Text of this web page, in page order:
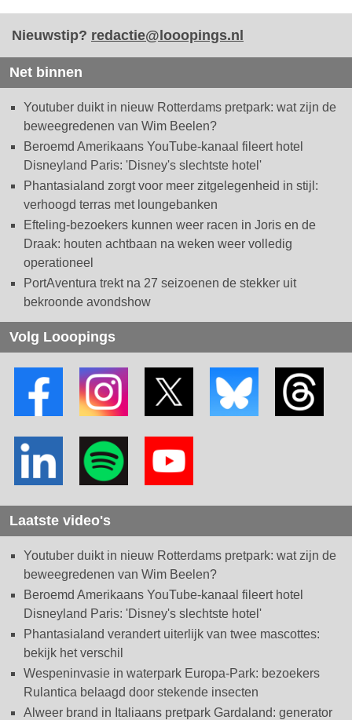
Nieuwstip? redactie@looopings.nl
Net binnen
Youtuber duikt in nieuw Rotterdams pretpark: wat zijn de
beweegredenen van Wim Beelen?
Beroemd Amerikaans YouTube-kanaal fileert hotel
Disneyland Paris: 'Disney's slechtste hotel'
Phantasialand zorgt voor meer zitgelegenheid in stijl:
verhoogd terras met loungebanken
Efteling-bezoekers kunnen weer racen in Joris en de
Draak: houten achtbaan na weken weer volledig
operationeel
PortAventura trekt na 27 seizoenen de stekker uit
bekroonde avondshow
Volg Looopings
Laatste video's
Youtuber duikt in nieuw Rotterdams pretpark: wat zijn de
beweegredenen van Wim Beelen?
Beroemd Amerikaans YouTube-kanaal fileert hotel
Disneyland Paris: 'Disney's slechtste hotel'
Phantasialand verandert uiterlijk van twee mascottes:
bekijk het verschil
Wespeninvasie in waterpark Europa-Park: bezoekers
Rulantica belaagd door stekende insecten
Alweer brand in Italiaans pretpark Gardaland: generator